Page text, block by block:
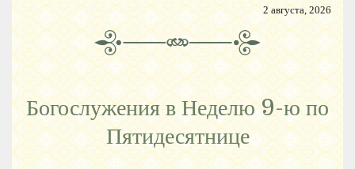
2 августа, 2026
Богослужения в Неделю 9-ю по
Пятидесятнице